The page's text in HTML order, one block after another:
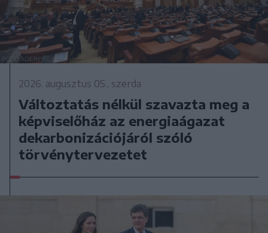
2026. augusztus 05., szerda
Változtatás nélkül szavazta meg a
képviselőház az energiaágazat
dekarbonizációjáról szóló
törvénytervezetet